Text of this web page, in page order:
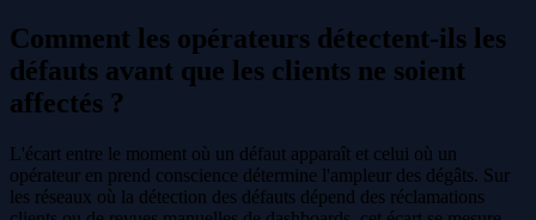
Comment les opérateurs détectent-ils les
défauts avant que les clients ne soient
affectés ?
L'écart entre le moment où un défaut apparaît et celui où un
opérateur en prend conscience détermine l'ampleur des dégâts. Sur
les réseaux où la détection des défauts dépend des réclamations